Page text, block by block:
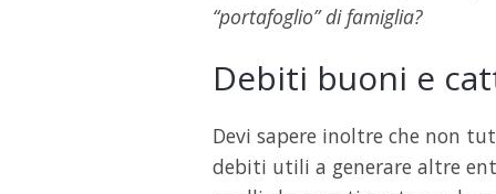
“portafoglio” di famiglia?
Debiti buoni e
Devi sapere inoltre che non
debiti utili a generare altre